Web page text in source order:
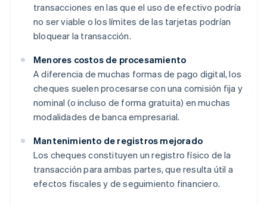
transacciones en las que el uso de efectivo podría
no ser viable o los límites de las tarjetas podrían
bloquear la transacción.
Menores costos de procesamiento
A diferencia de muchas formas de pago digital, los
cheques suelen procesarse con una comisión fija y
nominal (o incluso de forma gratuita) en muchas
modalidades de banca empresarial.
Mantenimiento de registros mejorado
Los cheques constituyen un registro físico de la
transacción para ambas partes, que resulta útil a
efectos fiscales y de seguimiento financiero.